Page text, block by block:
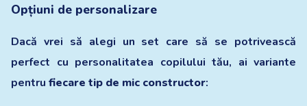
Opțiuni de personalizare
Dacă vrei să alegi un set care să se potrivească
perfect cu personalitatea copilului tău, ai variante
pentru fiecare tip de mic constructor: